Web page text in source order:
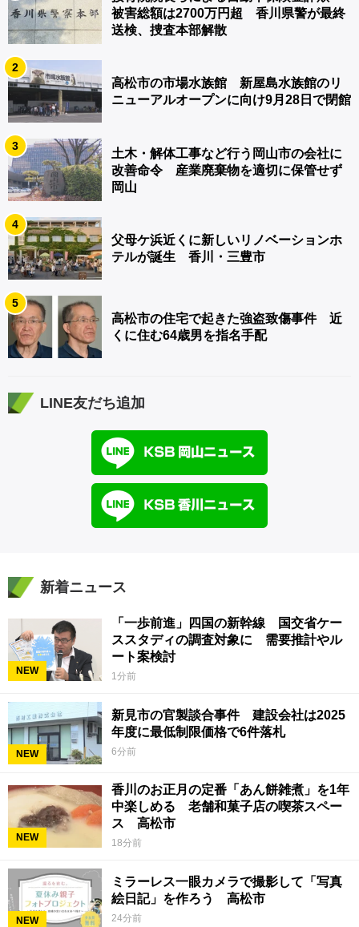
被害総額は2700万円超 香川県警が最終
送検、捜査本部解散
2
高松市の市場水族館 新屋島水族館のリ
ニューアルオープンに向け9月28日で閉館
3
土木・解体工事など行う岡山市の会社に
改善命令 産業廃棄物を適切に保管せず
岡山
4
父母ケ浜近くに新しいリノベーションホ
テルが誕生 香川・三豊市
5
高松市の住宅で起きた強盗致傷事件 近
くに住む64歳男を指名手配
LINE友だち追加
新着ニュース
NEW
「一歩前進」四国の新幹線 国交省ケー
ススタディの調査対象に 需要推計やル
ート案検討
1分前
NEW
新見市の官製談合事件 建設会社は2025
年度に最低制限価格で6件落札
6分前
NEW
香川のお正月の定番「あん餅雑煮」を1年
中楽しめる 老舗和菓子店の喫茶スペー
ス 高松市
18分前
NEW
ミラーレス一眼カメラで撮影して「写真
絵日記」を作ろう 高松市
24分前